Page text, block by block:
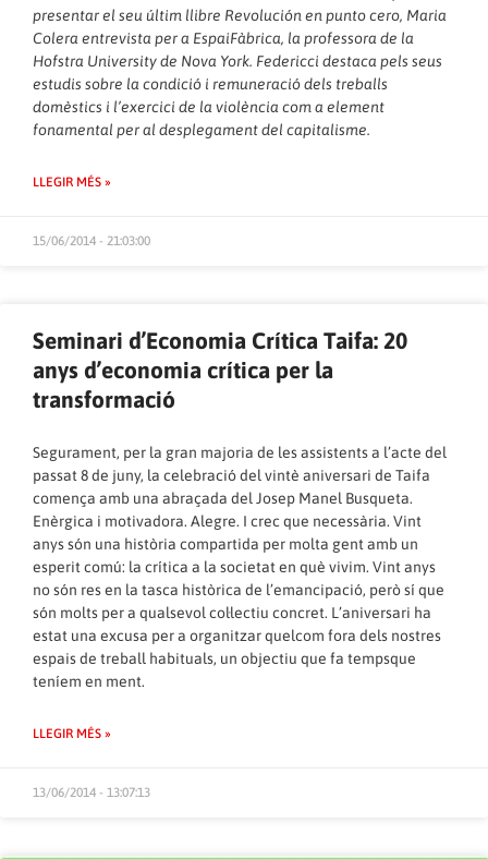
presentar el seu últim llibre Revolución en punto cero, Maria
Colera entrevista per a EspaiFàbrica, la professora de la
Hofstra University de Nova York. Federicci destaca pels seus
estudis sobre la condició i remuneració dels treballs
domèstics i l’exercici de la violència com a element
fonamental per al desplegament del capitalisme.
LLEGIR MÉS »
15/06/2014 - 21:03:00
Seminari d’Economia Crítica Taifa: 20
anys d’economia crítica per la
transformació
Segurament, per la gran majoria de les assistents a l’acte del
passat 8 de juny, la celebració del vintè aniversari de Taifa
comença amb una abraçada del Josep Manel Busqueta.
Enèrgica i motivadora. Alegre. I crec que necessària. Vint
anys són una història compartida per molta gent amb un
esperit comú: la crítica a la societat en què vivim. Vint anys
no són res en la tasca històrica de l’emancipació, però sí que
són molts per a qualsevol col·lectiu concret. L’aniversari ha
estat una excusa per a organitzar quelcom fora dels nostres
espais de treball habituals, un objectiu que fa tempsque
teníem en ment.
LLEGIR MÉS »
13/06/2014 - 13:07:13